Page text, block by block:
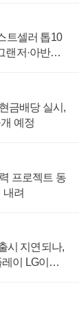
트셀러 톱10
랜저·아반떼
금배당 실시,
예정
프로젝트 동
내려
시 지연되나,
이 LG이노